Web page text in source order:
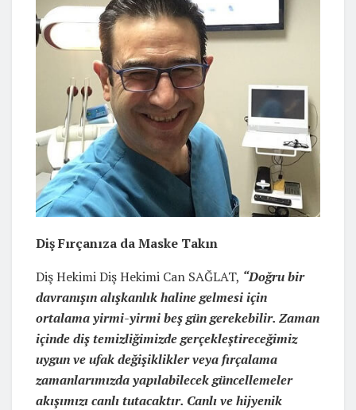
Diş Fırçanıza da Maske Takın
Diş Hekimi Diş Hekimi Can SAĞLAT, “Doğru bir
davranışın alışkanlık haline gelmesi için
ortalama yirmi-yirmi beş gün gerekebilir. Zaman
içinde diş temizliğimizde gerçekleştireceğimiz
uygun ve ufak değişiklikler veya fırçalama
zamanlarımızda yapılabilecek güncellemeler
akışımızı canlı tutacaktır. Canlı ve hijyenik